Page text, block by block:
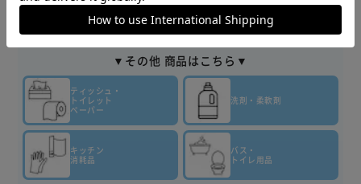
▼その他 商品はこちら▼
ティッシュ・
トイレット
ペーパー
洗剤・柔軟剤
キッチン
消耗品
バス・
トイレ用品